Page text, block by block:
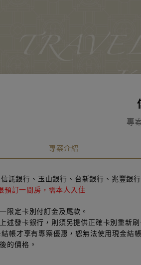
專
專案介紹
託銀行、玉山銀行、台新銀行、兆豐銀行
預訂一間房，需本人入住
限定卡別付訂金及尾款。
述發卡銀行，則須另提供正確卡別重新刷
帳才享有專案優惠，恕無法使用現金結
的價格 。